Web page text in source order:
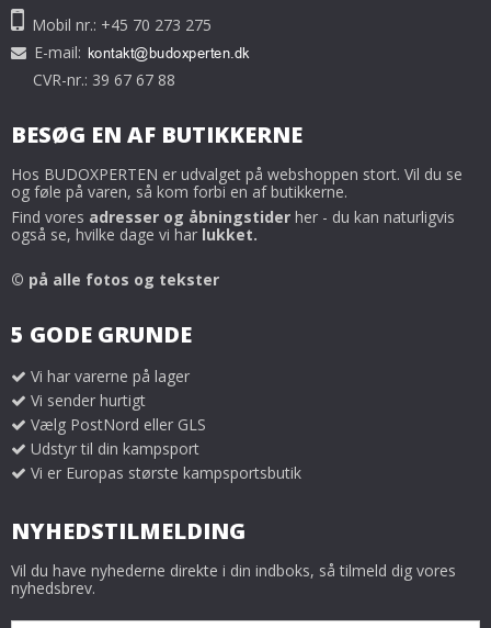
Mobil nr.: +45 70 273 275
E-mail:
CVR-nr.: 39 67 67 88
BESØG EN AF BUTIKKERNE
Hos BUDOXPERTEN er udvalget på webshoppen stort. Vil du se
og føle på varen, så kom forbi en af butikkerne.
Find vores adresser og åbningstider her - du kan naturligvis
også se, hvilke dage vi har lukket.
© på alle fotos og tekster
5 GODE GRUNDE
Vi har varerne på lager
Vi sender hurtigt
Vælg PostNord eller GLS
Udstyr til din kampsport
Vi er Europas største kampsportsbutik
NYHEDSTILMELDING
Vil du have nyhederne direkte i din indboks, så tilmeld dig vores
nyhedsbrev.